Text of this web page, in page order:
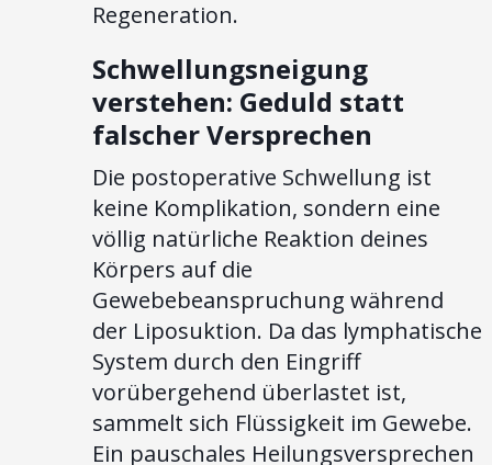
Regeneration.
Schwellungsneigung
verstehen: Geduld statt
falscher Versprechen
Die postoperative Schwellung ist
keine Komplikation, sondern eine
völlig natürliche Reaktion deines
Körpers auf die
Gewebebeanspruchung während
der Liposuktion. Da das lymphatische
System durch den Eingriff
vorübergehend überlastet ist,
sammelt sich Flüssigkeit im Gewebe.
Ein pauschales Heilungsversprechen